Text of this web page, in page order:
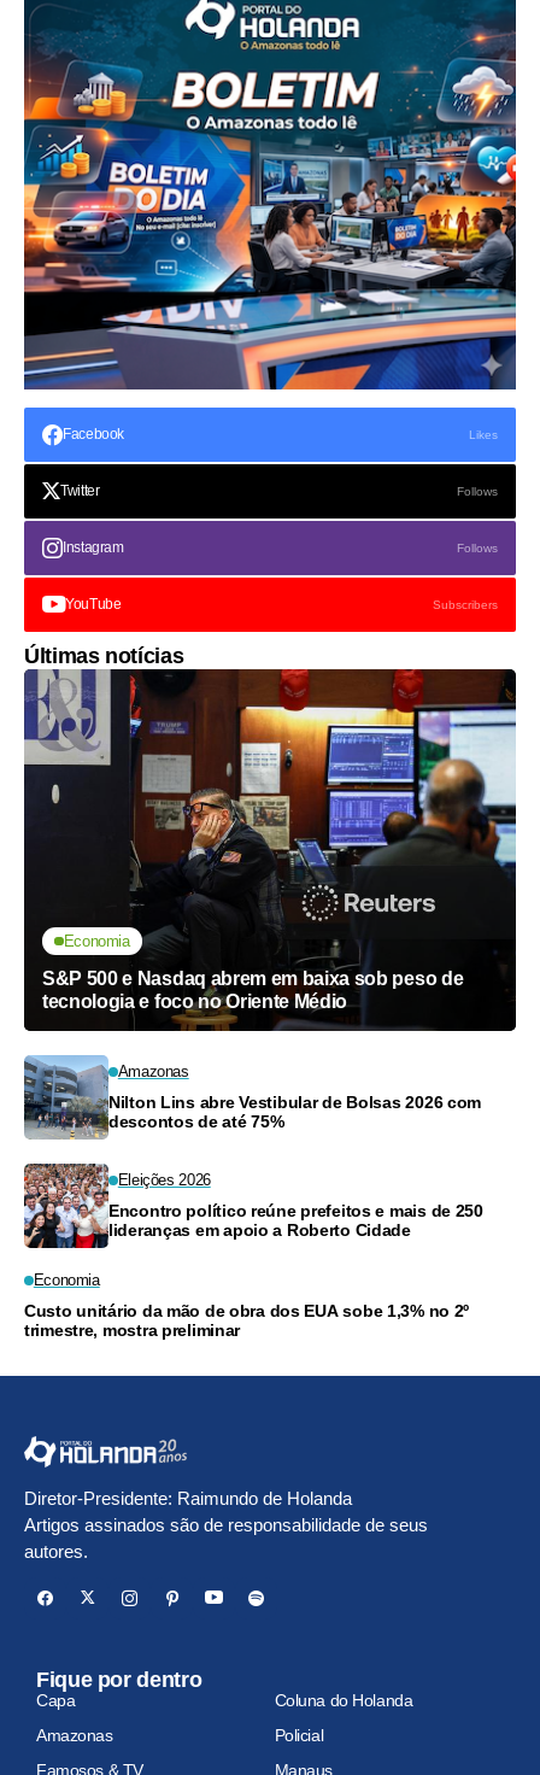
Facebook Likes
Twitter Follows
Instagram Follows
YouTube Subscribers
Últimas notícias
Economia
S&P 500 e Nasdaq abrem em baixa sob peso de
tecnologia e foco no Oriente Médio
Amazonas
Nilton Lins abre Vestibular de Bolsas 2026 com
descontos de até 75%
Eleições 2026
Encontro político reúne prefeitos e mais de 250
lideranças em apoio a Roberto Cidade
Economia
Custo unitário da mão de obra dos EUA sobe 1,3% no 2º
trimestre, mostra preliminar
Diretor-Presidente: Raimundo de Holanda
Artigos assinados são de responsabilidade de seus
autores.
Fique por dentro
Capa
Coluna do Holanda
Amazonas
Policial
Famosos & TV
Manaus